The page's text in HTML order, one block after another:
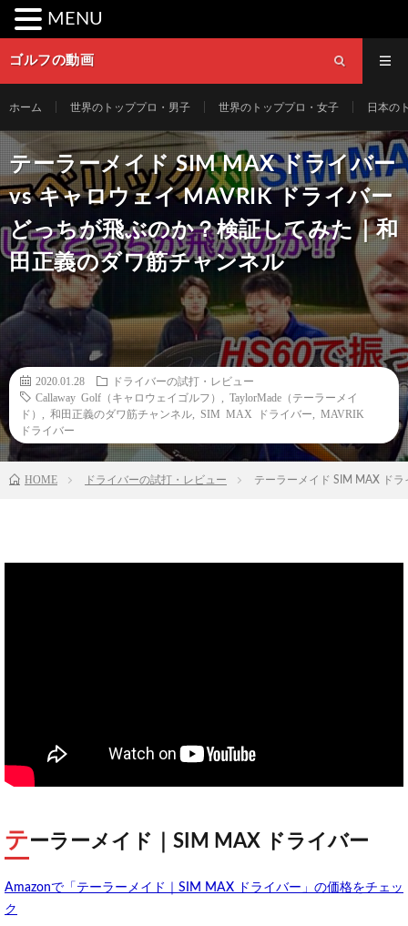
ゴルフの動画
ホーム 世界のトッププロ・男子 世界のトッププロ・女子 日本の
テーラーメイド SIM MAX ドライバー
vs キャロウェイ MAVRIK ドライバー
どっちが飛ぶのか？検証してみた｜和
田正義のダワ筋チャンネル
2020.01.28
ドライバーの試打・レビュー
Callaway Golf（キャロウェイゴルフ）
TaylorMade（テーラーメイ
ド）
和田正義のダワ筋チャンネル SIM MAX ドライバー
MAVRIK
ドライバー
HOME ドライバーの試打・レビュー テーラーメイド SIM MAX ド
テーラーメイド｜SIM MAX ドライバー
Amazonで「テーラーメイド｜SIM MAX ドライバー」の価格をチェッ
ク
MENU